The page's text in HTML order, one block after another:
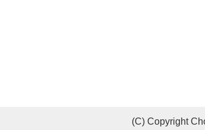
(C) Copyright